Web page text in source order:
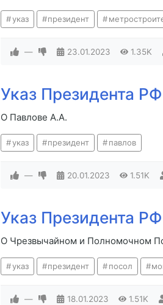
указ президент
— 23.01.2023 1.35K
Указ Президента
О Павлове А.А.
указ президент павлов
— 20.01.2023 1.51K
Указ Президента
О Чрезвычайном и Полномочном
указ президент посол
— 18.01.2023 1.51K